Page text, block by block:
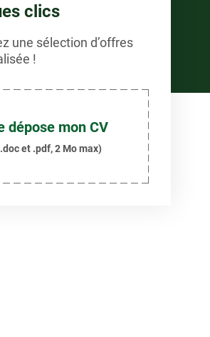
clics
une sélection d’offres
!
dépose mon CV
et .pdf, 2 Mo max)